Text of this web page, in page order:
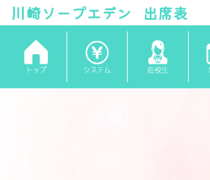
川崎ソープエデン 出席表